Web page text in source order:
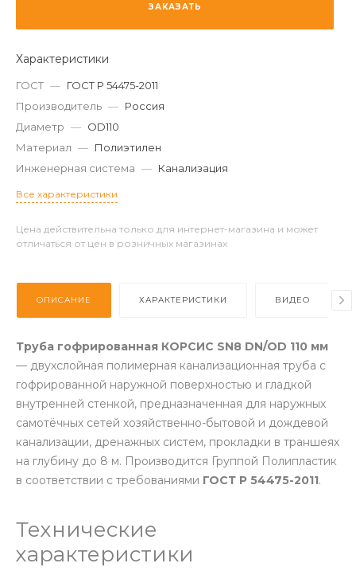
ЗАКАЗАТЬ
Характеристики
ГОСТ — ГОСТ Р 54475-2011
Производитель — Россия
Диаметр — OD110
Материал — Полиэтилен
Инженерная система — Канализация
Все характеристики
Цена действительна только для интернет-магазина и может
отличаться от цен в розничных магазинах
ОПИСАНИЕ ХАРАКТЕРИСТИКИ ВИДЕО
Труба гофрированная КОРСИС SN8 DN/OD 110 мм
— двухслойная полимерная канализационная труба с
гофрированной наружной поверхностью и гладкой
внутренней стенкой, предназначенная для наружных
самотёчных сетей хозяйственно-бытовой и дождевой
канализации, дренажных систем, прокладки в траншеях
на глубину до 8 м. Производится Группой Полипластик
в соответствии с требованиями ГОСТ Р 54475-2011.
Технические
характеристики